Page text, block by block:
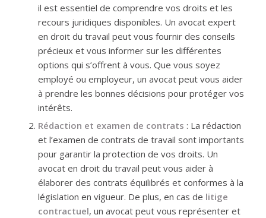
il est essentiel de comprendre vos droits et les
recours juridiques disponibles. Un avocat expert
en droit du travail peut vous fournir des conseils
précieux et vous informer sur les différentes
options qui s’offrent à vous. Que vous soyez
employé ou employeur, un avocat peut vous aider
à prendre les bonnes décisions pour protéger vos
intérêts.
Rédaction et examen de contrats : La rédaction
et l’examen de contrats de travail sont importants
pour garantir la protection de vos droits. Un
avocat en droit du travail peut vous aider à
élaborer des contrats équilibrés et conformes à la
législation en vigueur. De plus, en cas de litige
contractuel, un avocat peut vous représenter et